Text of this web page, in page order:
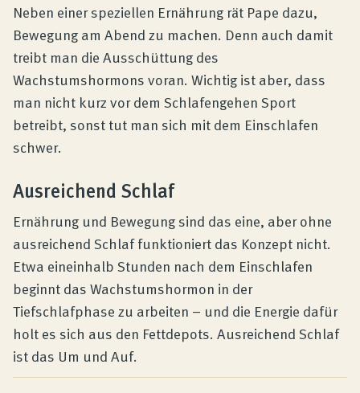
Neben einer speziellen Ernährung rät Pape dazu,
Bewegung am Abend zu machen. Denn auch damit
treibt man die Ausschüttung des
Wachstumshormons voran. Wichtig ist aber, dass
man nicht kurz vor dem Schlafengehen Sport
betreibt, sonst tut man sich mit dem Einschlafen
schwer.
Ausreichend Schlaf
Ernährung und Bewegung sind das eine, aber ohne
ausreichend Schlaf funktioniert das Konzept nicht.
Etwa eineinhalb Stunden nach dem Einschlafen
beginnt das Wachstumshormon in der
Tiefschlafphase zu arbeiten – und die Energie dafür
holt es sich aus den Fettdepots. Ausreichend Schlaf
ist das Um und Auf.